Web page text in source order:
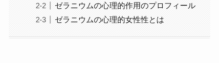
ゼラニウムの心理的作用のプロフィール
ゼラニウムの心理的女性性とは